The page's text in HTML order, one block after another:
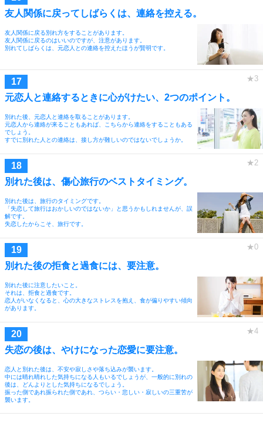
友人関係に戻ってしばらくは、連絡を控える。
友人関係に戻る別れ方をすることがあります。
友人関係に戻るのはいいのですが、注意があります。
別れてしばらくは、元恋人との連絡を控えたほうが賢明です。
元恋人と連絡するときに心がけたい、2つのポイント。
別れた後、元恋人と連絡を取ることがあります。
元恋人から連絡が来ることもあれば、こちらから連絡をすることもある
でしょう。
すでに別れた人との連絡は、接し方が難しいのではないでしょうか。
別れた後は、傷心旅行のベストタイミング。
別れた後は、旅行のタイミングです。
「失恋して旅行はおかしいのではないか」と思うかもしれませんが、誤
解です。
失恋したからこそ、旅行です。
別れた後の拒食と過食には、要注意。
別れた後に注意したいこと。
それは、拒食と過食です。
恋人がいなくなると、心の大きなストレスを抱え、食が偏りやすい傾向
があります。
失恋の後は、やけになった恋愛に要注意。
恋人と別れた後は、不安や寂しさや落ち込みが襲います。
中には晴れ晴れした気持ちになる人もいるでしょうが、一般的に別れの
後は、どんよりとした気持ちになるでしょう。
振った側であれ振られた側であれ、つらい・悲しい・寂しいの三重苦が
襲います。